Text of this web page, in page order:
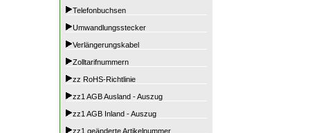
Telefonbuchsen
Umwandlungsstecker
Verlängerungskabel
Zolltarifnummern
zz RoHS-Richtlinie
zz1 AGB Ausland - Auszug
zz1 AGB Inland - Auszug
zz1 geänderte Artikelnummer